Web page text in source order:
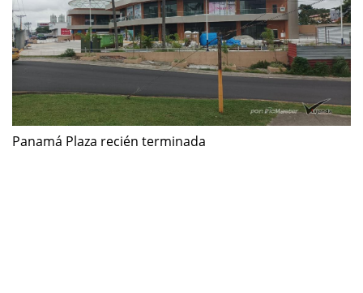
Panamá Plaza recién terminada